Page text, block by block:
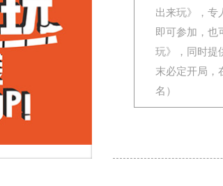
出来玩》，专
即可参加，也
玩》，同时提
末必定开局，
名）